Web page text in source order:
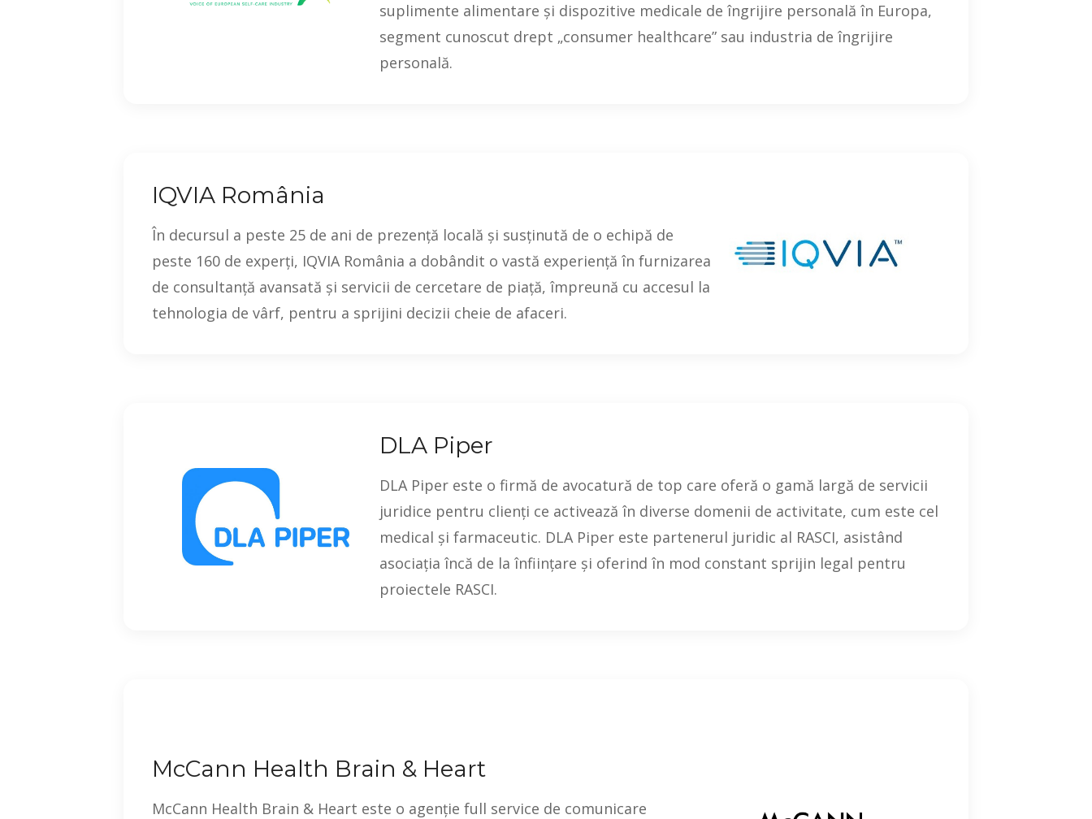
suplimente alimentare și dispozitive medicale de îngrijire personală în Europa,
segment cunoscut drept „consumer healthcare” sau industria de îngrijire
personală.
IQVIA România
În decursul a peste 25 de ani de prezență locală și susținută de o echipă de
peste 160 de experți, IQVIA România a dobândit o vastă experiență în furnizarea
de consultanță avansată și servicii de cercetare de piață, împreună cu accesul la
tehnologia de vârf, pentru a sprijini decizii cheie de afaceri.
DLA Piper
DLA Piper este o firmă de avocatură de top care oferă o gamă largă de servicii
juridice pentru clienți ce activează în diverse domenii de activitate, cum este cel
medical și farmaceutic. DLA Piper este partenerul juridic al RASCI, asistând
asociația încă de la înființare și oferind în mod constant sprijin legal pentru
proiectele RASCI.
McCann Health Brain & Heart
McCann Health Brain & Heart este o agenție full service de comunicare